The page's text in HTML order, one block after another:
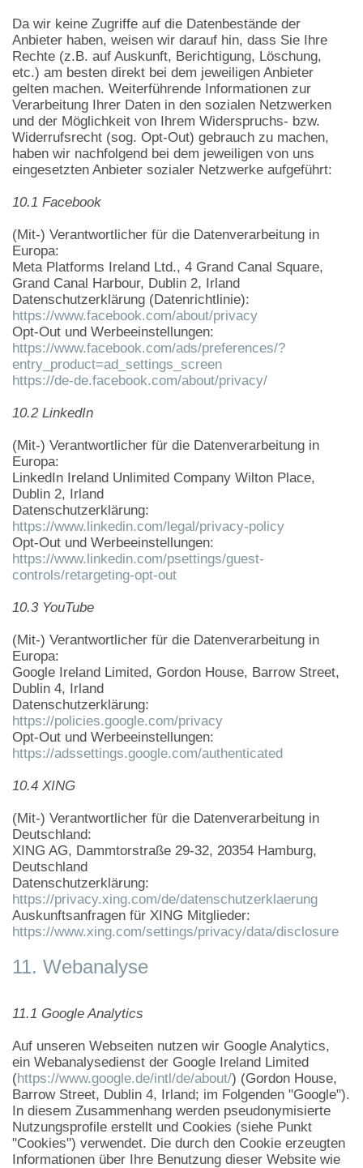
Da wir keine Zugriffe auf die Datenbestände der
Anbieter haben, weisen wir darauf hin, dass Sie Ihre
Rechte (z.B. auf Auskunft, Berichtigung, Löschung,
etc.) am besten direkt bei dem jeweiligen Anbieter
gelten machen. Weiterführende Informationen zur
Verarbeitung Ihrer Daten in den sozialen Netzwerken
und der Möglichkeit von Ihrem Widerspruchs- bzw.
Widerrufsrecht (sog. Opt-Out) gebrauch zu machen,
haben wir nachfolgend bei dem jeweiligen von uns
eingesetzten Anbieter sozialer Netzwerke aufgeführt:
10.1 Facebook
(Mit-) Verantwortlicher für die Datenverarbeitung in
Europa:
Meta Platforms Ireland Ltd., 4 Grand Canal Square,
Grand Canal Harbour, Dublin 2, Irland
Datenschutzerklärung (Datenrichtlinie):
https://www.facebook.com/about/privacy
Opt-Out und Werbeeinstellungen:
https://www.facebook.com/ads/preferences/?
entry_product=ad_settings_screen
https://de-de.facebook.com/about/privacy/
10.2 LinkedIn
(Mit-) Verantwortlicher für die Datenverarbeitung in
Europa:
LinkedIn Ireland Unlimited Company Wilton Place,
Dublin 2, Irland
Datenschutzerklärung:
https://www.linkedin.com/legal/privacy-policy
Opt-Out und Werbeeinstellungen:
https://www.linkedin.com/psettings/guest-
controls/retargeting-opt-out
10.3 YouTube
(Mit-) Verantwortlicher für die Datenverarbeitung in
Europa:
Google Ireland Limited, Gordon House, Barrow Street,
Dublin 4, Irland
Datenschutzerklärung:
https://policies.google.com/privacy
Opt-Out und Werbeeinstellungen:
https://adssettings.google.com/authenticated
10.4 XING
(Mit-) Verantwortlicher für die Datenverarbeitung in
Deutschland:
XING AG, Dammtorstraße 29-32, 20354 Hamburg,
Deutschland
Datenschutzerklärung:
https://privacy.xing.com/de/datenschutzerklaerung
Auskunftsanfragen für XING Mitglieder:
https://www.xing.com/settings/privacy/data/disclosure
11. Webanalyse
11.1 Google Analytics
Auf unseren Webseiten nutzen wir Google Analytics,
ein Webanalysedienst der Google Ireland Limited
(https://www.google.de/intl/de/about/) (Gordon House,
Barrow Street, Dublin 4, Irland; im Folgenden "Google").
In diesem Zusammenhang werden pseudonymisierte
Nutzungsprofile erstellt und Cookies (siehe Punkt
"Cookies") verwendet. Die durch den Cookie erzeugten
Informationen über Ihre Benutzung dieser Website wie